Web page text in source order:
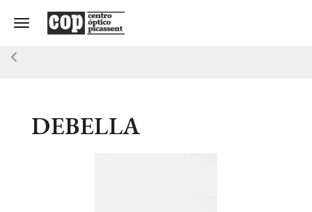
Toggle navigation
DEBELLA